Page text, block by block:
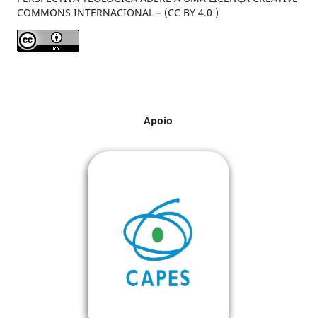
COMMONS INTERNACIONAL – (CC BY 4.0 )
Apoio